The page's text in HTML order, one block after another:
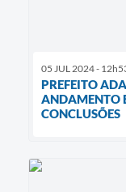
05 JUL 2024 -
PREFEITO
ANDAMENTO
CONCLUSÕES